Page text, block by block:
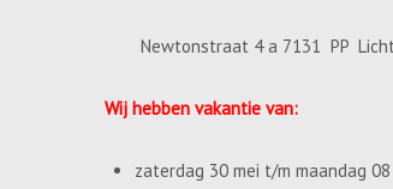
Newtonstraat 4 a 7131 PP
Wij hebben vakantie van:
zaterdag 30 mei t/m maandag